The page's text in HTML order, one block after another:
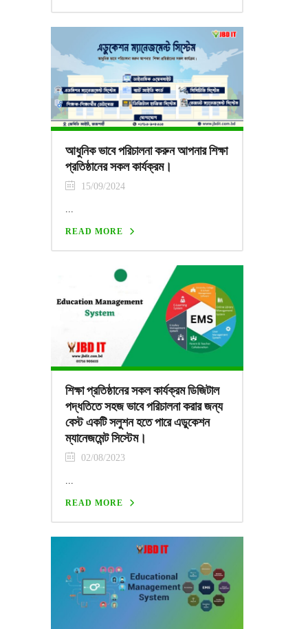
আধুনিক ভাবে পরিচালনা করুন আপনার শিক্ষা
প্রতিষ্ঠানের সকল কার্যক্রম।
15/09/2024
...
READ MORE
শিক্ষা প্রতিষ্ঠানের সকল কার্যক্রম ডিজিটাল
পদ্ধতিতে সহজ ভাবে পরিচালনা করার জন্য
বেস্ট একটি সলুশন হতে পারে এডুকেশন
ম্যানেজমেন্ট সিস্টেম।
02/08/2023
...
READ MORE